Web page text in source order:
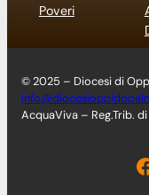
Poveri
© 2025 – Diocesi di
AcquaViva – Reg.Trib.
Facebook